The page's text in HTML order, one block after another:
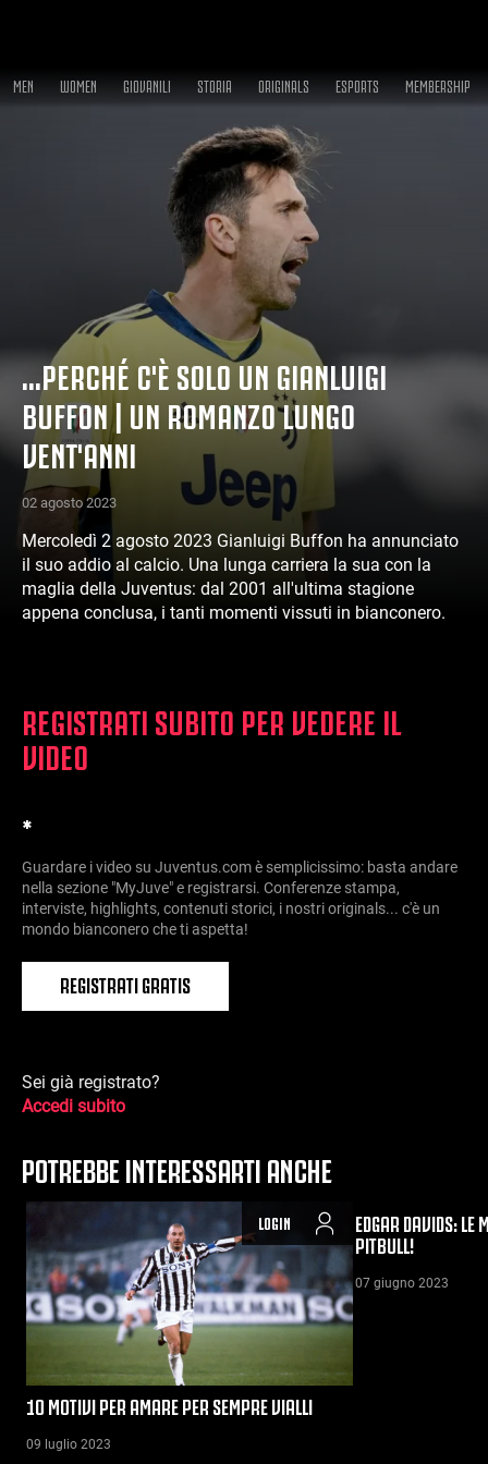
MEN WOMEN GIOVANILI STORIA ORIGINALS ESPORTS MEMBERSHIP
...PERCHÉ C'È SOLO UN GIANLUIGI
BUFFON | UN ROMANZO LUNGO
VENT'ANNI
02 agosto 2023
Mercoledì 2 agosto 2023 Gianluigi Buffon ha annunciato
il suo addio al calcio. Una lunga carriera la sua con la
maglia della Juventus: dal 2001 all'ultima stagione
appena conclusa, i tanti momenti vissuti in bianconero.
REGISTRATI SUBITO PER VEDERE IL
VIDEO
*
Guardare i video su Juventus.com è semplicissimo: basta andare
nella sezione "MyJuve" e registrarsi. Conferenze stampa,
interviste, highlights, contenuti storici, i nostri originals... c'è un
mondo bianconero che ti aspetta!
REGISTRATI GRATIS
Sei già registrato?
Accedi subito
POTREBBE INTERESSARTI ANCHE
LOGIN
10 MOTIVI PER AMARE PER SEMPRE VIALLI
09 luglio 2023
EDGAR DAVIDS: LE
PITBULL!
07 giugno 2023